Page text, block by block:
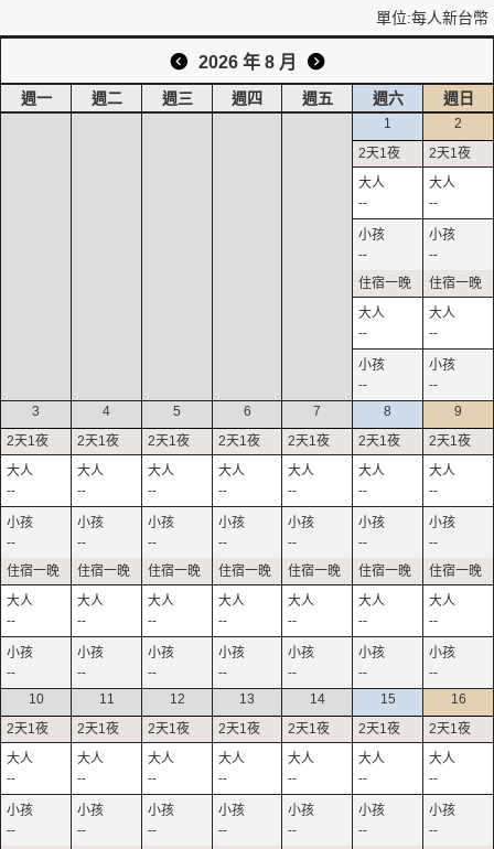
單位:每人新台幣
2026 年 8 月
週一 週二 週三 週四 週五 週六 週日
1
--
--
--
--
2
--
--
--
--
3
--
--
--
--
4
--
--
--
--
5
--
--
--
--
6
--
--
--
--
7
--
--
--
--
8
--
--
--
--
9
--
--
--
--
10
--
--
11
--
--
12
--
--
13
--
--
14
--
--
15
--
--
16
--
--